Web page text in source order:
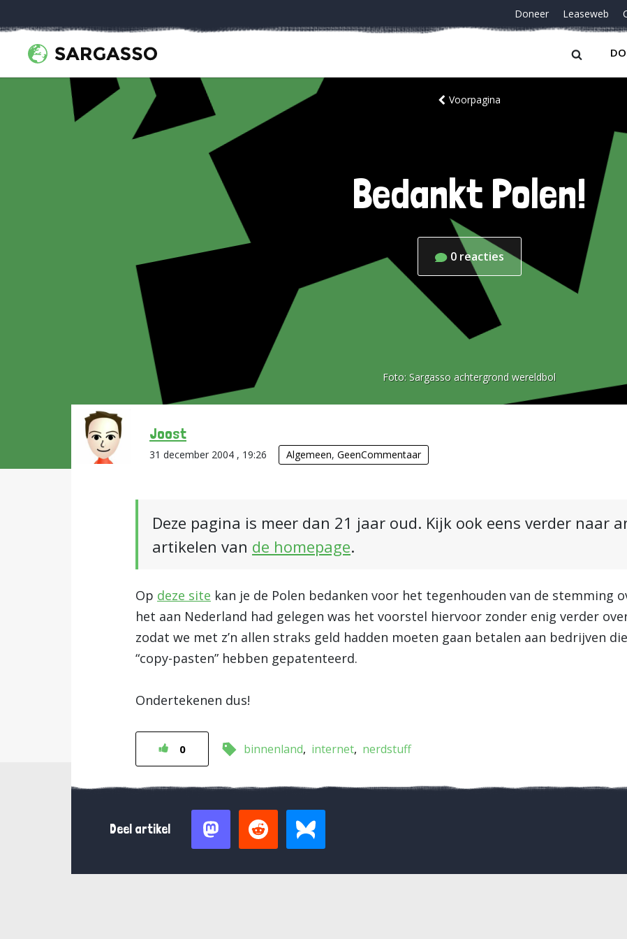
Doneer Leaseweb
Voorpagina
Bedankt Polen!
0 reacties
Foto: Sargasso achtergrond wereldbol
Joost
31 december 2004 , 19:26 Algemeen, GeenCommentaar
Deze pagina is meer dan 21 jaar oud. Kijk ook eens verder naar
artikelen van de homepage.
Op deze site kan je de Polen bedanken voor het tegenhouden van de stemming
het aan Nederland had gelegen was het voorstel hiervoor zonder enig verder
zodat we met z’n allen straks geld hadden moeten gaan betalen aan bedrijven
“copy-pasten” hebben gepatenteerd.
Ondertekenen dus!
0 binnenland internet nerdstuff
Deel artikel